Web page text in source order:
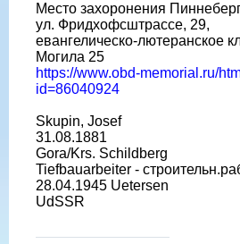
Место захоронения
ул. Фридхофсштрассе, 29,
евангелическо-лютеранское
Могила 25
https://www.obd-memorial.ru/
id=86040924
Skupin, Josef
31.08.1881
Gora/Krs. Schildberg
Tiefbauarbeiter -
28.04.1945 Uetersen
UdSSR